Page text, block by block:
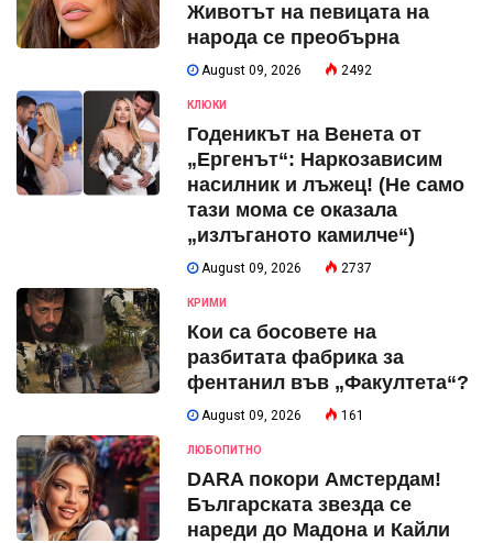
Животът на певицата на
народа се преобърна
August 09, 2026 2492
КЛЮКИ
Годеникът на Венета от
„Ергенът“: Наркозависим
насилник и лъжец! (Не само
тази мома се оказала
„излъганото камилче“)
August 09, 2026 2737
КРИМИ
Кои са босовете на
разбитата фабрика за
фентанил във „Факултета“?
August 09, 2026 161
ЛЮБОПИТНО
DARA покори Амстердам!
Българската звезда се
нареди до Мадона и Кайли